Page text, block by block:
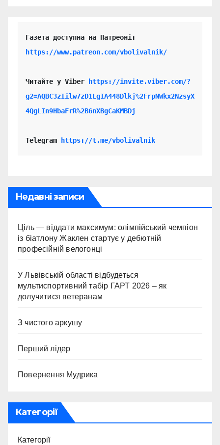
https://www.patreon.com/vbolivalnik/
Читайте у Viber
https://invite.viber.com/?
g2=AQBC3zIilw7zD1LgIA448Dlkj%2FrpNWkx2NzsyX
4QgLIn9HbaFrR%2B6nXBgCaKMBDj
Telegram https://t.me/vbolivalnik
Недавні записи
Ціль — віддати максимум: олімпійський чемпіон
із біатлону Жаклен стартує у дебютній
професійній велогонці
У Львівській області відбудеться
мультиспортивний табір ГАРТ 2026 – як
долучитися ветеранам
З чистого аркушу
Перший лідер
Повернення Мудрика
Категорії
Категорії